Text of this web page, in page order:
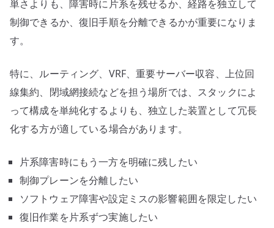
単さよりも、障害時に片系を残せるか、経路を独立して
制御できるか、復旧手順を分離できるかが重要になりま
す。
特に、ルーティング、VRF、重要サーバー収容、上位回
線集約、閉域網接続などを担う場所では、スタックによ
って構成を単純化するよりも、独立した装置として冗長
化する方が適している場合があります。
片系障害時にもう一方を明確に残したい
制御プレーンを分離したい
ソフトウェア障害や設定ミスの影響範囲を限定したい
復旧作業を片系ずつ実施したい